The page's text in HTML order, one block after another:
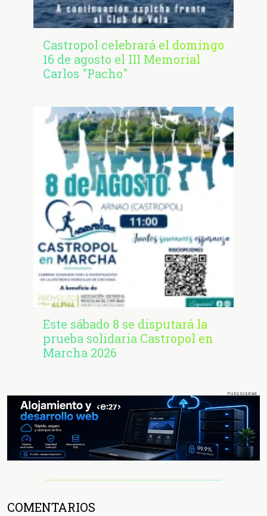
Castropol celebrará el domingo
16 de agosto el III Memorial
Carlos "Pacho"
Este sábado 8 se disputará la
prueba solidaria Castropol en
Marcha 2026
COMENTARIOS